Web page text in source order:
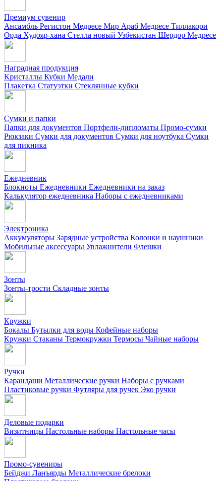
Премиум сувенир
Ансамбль Регистон Медресе Мир Араб Медресе Тиллакори
Орда Худояр-хана Стелла новый Узбекистан Шердор Медресе
Наградная продукция
Kристаллы Кубки Медали
Плакетка Статуэтки Стеклянные кубки
Сумки и папки
Папки для документов Портфели-дипломаты Промо-сумки
Рюкзаки Сумки для документов Сумки для ноутбука Сумки
для пикника
Ежедневник
Блокноты Ежедневники Ежедневники на заказ
Калькулятор ежедневника Наборы с ежедневниками
Электроника
Аккумуляторы Зарядные устройства Колонки и наушники
Мобильные аксессуары Увлажнители Флешки
Зонты
Зонты-трости Складные зонты
Кружки
Бокалы Бутылки для воды Кофейные наборы
Кружки Стаканы Термокружки Термосы Чайные наборы
Ручки
Карандаши Металлические ручки Наборы с ручками
Пластиковые ручки Футляры для ручек Эко ручки
Деловые подарки
Визитницы Настольные наборы Настольные часы
Промо-сувениры
Бейджи Ланъярды Металлические брелоки